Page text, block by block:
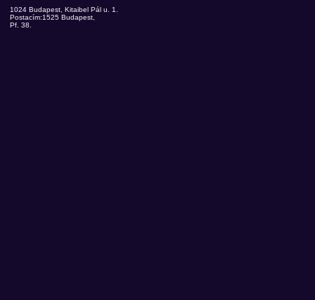
1024 Budapest, Kitaibel Pál u. 1.
Postacím:1525 Budapest,
Pf. 38.